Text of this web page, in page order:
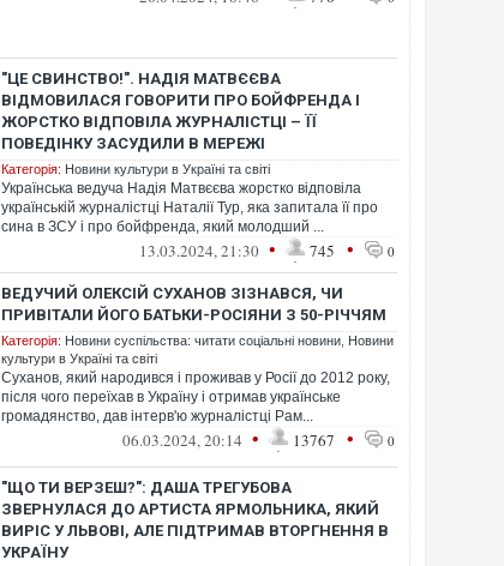
"ЦЕ СВИНСТВО!". НАДІЯ МАТВЄЄВА
ВІДМОВИЛАСЯ ГОВОРИТИ ПРО БОЙФРЕНДА І
ЖОРСТКО ВІДПОВІЛА ЖУРНАЛІСТЦІ – ЇЇ
ПОВЕДІНКУ ЗАСУДИЛИ В МЕРЕЖІ
Категорія: Новини культури в Україні та світі
Українська ведуча Надія Матвєєва жорстко відповіла
українській журналістці Наталії Тур, яка запитала її про
сина в ЗСУ і про бойфренда, який молодший ...
13.03.2024, 21:30 • 745 • 0
ВЕДУЧИЙ ОЛЕКСІЙ СУХАНОВ ЗІЗНАВСЯ, ЧИ
ПРИВІТАЛИ ЙОГО БАТЬКИ-РОСІЯНИ З 50-РІЧЧЯМ
Категорія: Новини суспільства: читати соціальні новини Новини
культури в Україні та світі
Суханов, який народився і проживав у Росії до 2012 року,
після чого переїхав в Україну і отримав українське
громадянство, дав інтерв'ю журналістці Рам...
06.03.2024, 20:14 • 13767 • 0
"ЩО ТИ ВЕРЗЕШ?": ДАША ТРЕГУБОВА
ЗВЕРНУЛАСЯ ДО АРТИСТА ЯРМОЛЬНИКА, ЯКИЙ
ВИРІС У ЛЬВОВІ, АЛЕ ПІДТРИМАВ ВТОРГНЕННЯ В
УКРАЇНУ